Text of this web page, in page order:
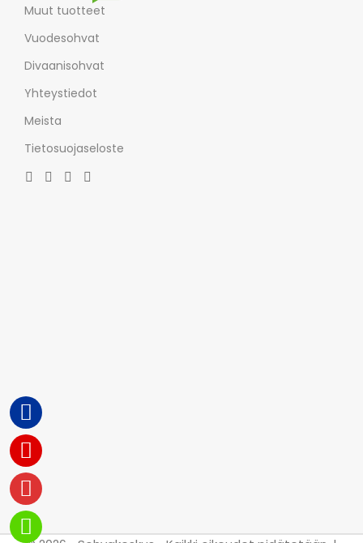
Muut tuotteet
Vuodesohvat
Divaanisohvat
Yhteystiedot
Meista
Tietosuojaseloste